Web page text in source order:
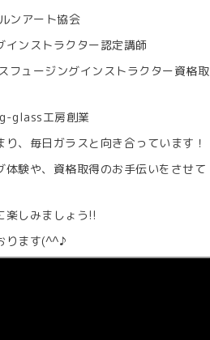
ンアート協会
インストラクター認定講師
フュージングインストラクター資格取
glass工房創業
り、毎日ガラスと向き合っています！
体験や、資格取得のお手伝いをさせて
楽しみましょう!!
ります(^^♪